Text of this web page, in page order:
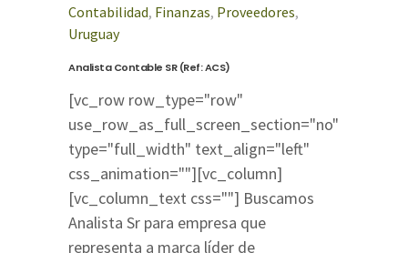
Contabilidad, Finanzas, Proveedores,
Uruguay
Analista Contable SR (Ref: ACS)
[vc_row row_type="row"
use_row_as_full_screen_section="no"
type="full_width" text_align="left"
css_animation=""][vc_column]
[vc_column_text css=""] Buscamos
Analista Sr para empresa que
representa a marca líder de